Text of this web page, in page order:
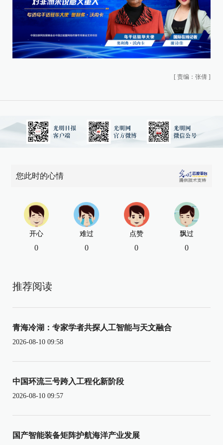
[ 责编：张倩 ]
您此时的心情
开心
0
难过
0
点赞
0
飘过
0
推荐阅读
青海冷湖：专家学者共探人工智能与天文融合
2026-08-10 09:58
中国环流三号跨入工程化新阶段
2026-08-10 09:57
国产智能装备矩阵护航海洋产业发展